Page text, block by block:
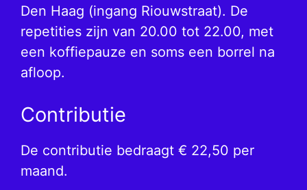
Den Haag (ingang Riouwstraat). De
repetities zijn van 20.00 tot 22.00, met
een koffiepauze en soms een borrel na
afloop.
Contributie
De contributie bedraagt € 22,50 per
maand.